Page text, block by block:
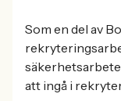
Som en del av
att ingå i